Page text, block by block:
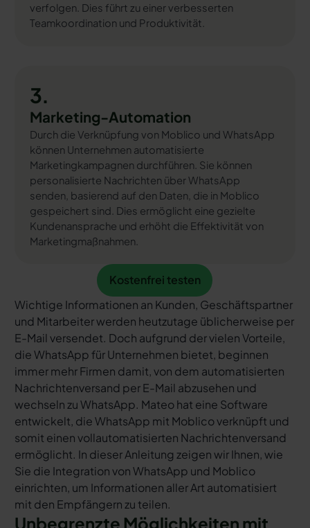
verfolgen. Dies führt zu einer verbesserten
Teamkoordination und Produktivität.
3.
Marketing-Automation
Durch die Verknüpfung von Moblico und WhatsApp
können Unternehmen automatisierte
Marketingkampagnen durchführen. Sie können
personalisierte Nachrichten über WhatsApp
senden, basierend auf den Daten, die in Moblico
gespeichert sind. Dies ermöglicht eine gezielte
Kundenansprache und erhöht die Effektivität von
Marketingmaßnahmen.
Kostenfrei testen
Kostenfrei testen
Wichtige Informationen an Kunden, Geschäftspartner
und Mitarbeiter werden heutzutage üblicherweise per
E-Mail versendet. Doch aufgrund der vielen Vorteile,
die WhatsApp für Unternehmen bietet, beginnen
immer mehr Firmen damit, von dem automatisierten
Nachrichtenversand per E-Mail abzusehen und
wechseln zu WhatsApp. Mateo hat eine Software
entwickelt, die WhatsApp mit Moblico verknüpft und
somit einen vollautomatisierten Nachrichtenversand
ermöglicht. In dieser Anleitung zeigen wir Ihnen, wie
Sie die Integration von WhatsApp und Moblico
einrichten, um Informationen aller Art automatisiert
mit den Empfängern zu teilen.
Unbegrenzte Möglichkeiten mit